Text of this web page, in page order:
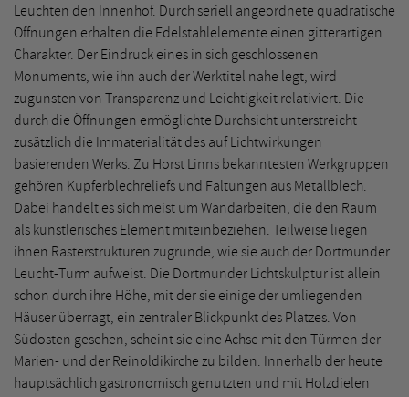
Leuchten den Innenhof. Durch seriell angeordnete quadratische
Öffnungen erhalten die Edelstahlelemente einen gitterartigen
Charakter. Der Eindruck eines in sich geschlossenen
Monuments, wie ihn auch der Werktitel nahe legt, wird
zugunsten von Transparenz und Leichtigkeit relativiert. Die
durch die Öffnungen ermöglichte Durchsicht unterstreicht
zusätzlich die Immaterialität des auf Lichtwirkungen
basierenden Werks. Zu Horst Linns bekanntesten Werkgruppen
gehören Kupferblechreliefs und Faltungen aus Metallblech.
Dabei handelt es sich meist um Wandarbeiten, die den Raum
als künstlerisches Element miteinbeziehen. Teilweise liegen
ihnen Rasterstrukturen zugrunde, wie sie auch der Dortmunder
Leucht-Turm aufweist. Die Dortmunder Lichtskulptur ist allein
schon durch ihre Höhe, mit der sie einige der umliegenden
Häuser überragt, ein zentraler Blickpunkt des Platzes. Von
Südosten gesehen, scheint sie eine Achse mit den Türmen der
Marien- und der Reinoldikirche zu bilden. Innerhalb der heute
hauptsächlich gastronomisch genutzten und mit Holzdielen